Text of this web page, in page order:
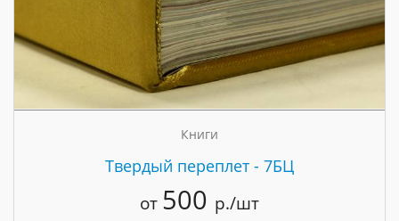
Книги
Твердый переплет - 7БЦ
от 500 р./шт